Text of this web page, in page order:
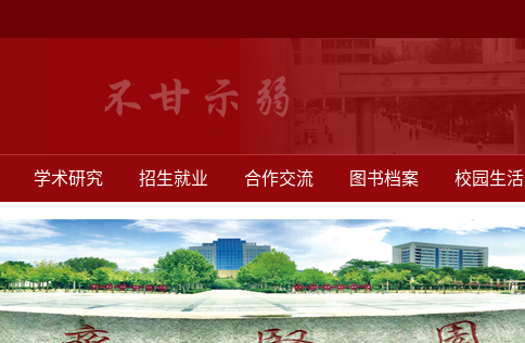
学术研究 招生就业 合作交流 图书档案 校园生活